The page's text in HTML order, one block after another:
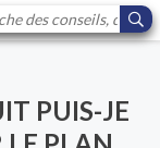
PUIS-JE